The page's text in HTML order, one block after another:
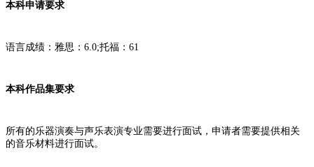
本科申请要求
语言成绩：雅思：6.0;托福：61
本科作品集要求
所有的乐器演奏与声乐表演专业需要进行面试，申请者需要提供相关
的音乐材料进行面试。